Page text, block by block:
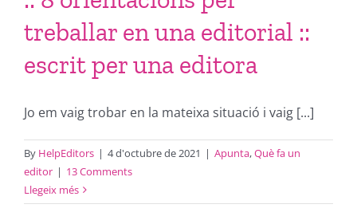
treballar en una editorial ::
escrit per una editora
Jo em vaig trobar en la mateixa situació i vaig [...]
By HelpEditors | 4 d'octubre de 2021 | Apunta,Què fa un
editor | 13 Comments
Llegeix més